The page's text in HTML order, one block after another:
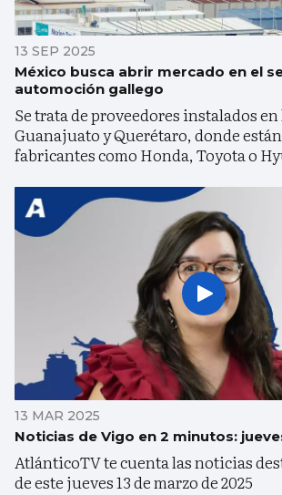
13 SEP 2025
México busca abrir mercado en el
automoción gallego
Se trata de proveedores instalados en
Guanajuato y Querétaro, donde
fabricantes como Honda, Toyota o
13 MAR 2025
Noticias de Vigo en 2 minutos:
AtlánticoTV te cuenta las noticias
de este jueves 13 de marzo de 2025